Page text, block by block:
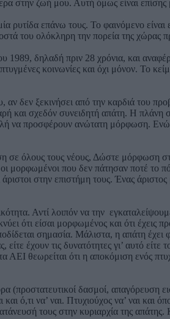
στην ζωή μου. Αυτή όμως είναι επίσης
ρυτίδα επάνω τους. Το φαινόμενο
του ολόκληρη την πορεία της χώρας
δηλαδή πριν 28 χρόνια, και
κοινωνίες και όχι μόνον. Το
δεν ξεκινήσει από την καρδιά του
και σχεδόν συνειδητή απάτη. Η πλάνη
να προσφέρουν ανώτατη μόρφωση. Ενώ
όλους τους νέους, Δώστε μόρφωση
μορφωμένοι που δεν πάτησαν ποτέ το
στην επιστήμη τους. Ένας άριστος
Αντί λοιπόν να την
ότι είσαι μορφωμένος και ότι έχεις
σημασία. Μάλιστα, η απάτη έχει
έχουν τις δυνατότητες γι’ αυτό είτε
ΑΕΙ θεωρείται ότι η αποκόμιση ενός
(προστατευτικοί δασμοί, απαγόρευση
ό,τι να’ ναι. Πτυχιούχος να’ ναι και
τους στην κυριαρχία της απάτης.